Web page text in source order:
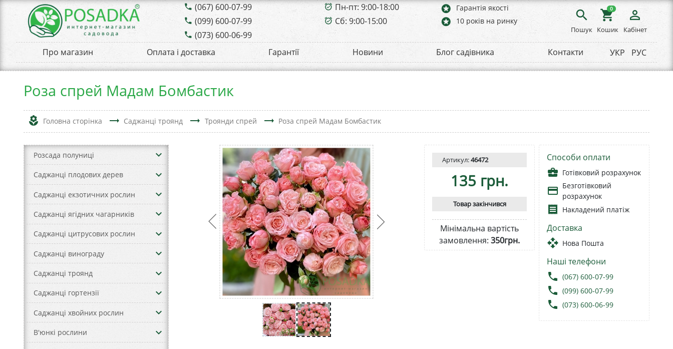
phone (067) 600-07-99
phone (099) 600-07-99
phone (073) 600-06-99
alarm_on Пн-пт: 9:00-18:00
alarm_on Сб: 9:00-15:00
stars Гарантія якості
stars 10 років на ринку search
Пошук
shopping_cart
0
Кошик
person_outline
Кабінет
Про магазин Оплата і доставка Гарантії Новини Блог садівника Контакти УКР РУС
Роза спрей Мадам Бомбастик
local_florist Головна сторінка trending_flat Саджанці троянд trending_flat Троянди спрей trending_flat Роза спрей Мадам Бомбастик
Розсада полуниці keyboard_arrow_down
Саджанці плодових дерев keyboard_arrow_down
Саджанці екзотичних рослин keyboard_arrow_down
Саджанці ягідних чагарників keyboard_arrow_down
Саджанці цитрусових рослин keyboard_arrow_down
Саджанці винограду keyboard_arrow_down
Саджанці троянд keyboard_arrow_down
Саджанці гортензії keyboard_arrow_down
Саджанці хвойних рослин keyboard_arrow_down
В'юнкі рослини keyboard_arrow_down
Артикул:46472
135 грн.
Товар закінчився
Мінімальна вартість
замовлення: 350грн.
Способи оплати
business_center Готівковий розрахунок
payment Безготівковий
розрахунок
receipt Накладений платіж
Доставка
open_with Нова Пошта
Наші телефони
local_phone (067) 600-07-99
local_phone (099) 600-07-99
local_phone (073) 600-06-99